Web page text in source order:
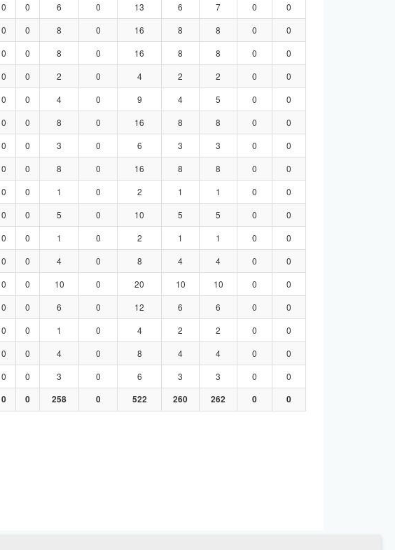
0 0 6 0 13 6 7 0
0
0 0 8 0 16 8 8 0
0
0 0 8 0 16 8 8 0
0
0 0 2 0 4 2 2 0
0
0 0 4 0 9 4 5 0
0
0 0 8 0 16 8 8 0
0
0 0 3 0 6 3 3 0
0
0 0 8 0 16 8 8 0
0
0 0 1 0 2 1 1 0
0
0 0 5 0 10 5 5 0
0
0 0 1 0 2 1 1 0
0
0 0 4 0 8 4 4 0
0
0 0 10 0 20 10 10 0
0
0 0 6 0 12 6 6 0
0
0 0 1 0 4 2 2 0
0
0 0 4 0 8 4 4 0
0
0 0 3 0 6 3 3 0
0
0 0 258 0 522 260 262 0 0